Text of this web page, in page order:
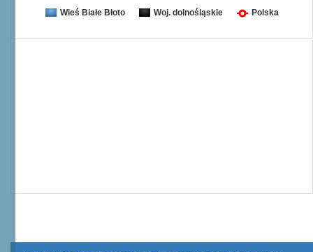
Wieś Białe Błoto Woj. dolnośląskie Polska